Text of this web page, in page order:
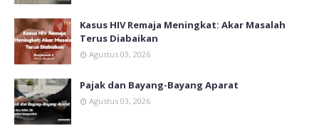
Kasus HIV Remaja Meningkat: Akar Masalah
Terus Diabaikan
Agustus 03, 2026
Pajak dan Bayang-Bayang Aparat
Agustus 03, 2026